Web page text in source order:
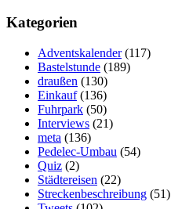
Kategorien
Adventskalender(117)
Bastelstunde (189)
draußen (130)
Einkauf(136)
Fuhrpark (50)
Interviews (21)
meta (136)
Pedelec-Umbau (54)
Quiz (2)
Städtereisen (22)
Streckenbeschreibung (51)